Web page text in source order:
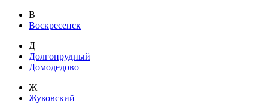
В
Воскресенск
Д
Долгопрудный
Домодедово
Ж
Жуковский